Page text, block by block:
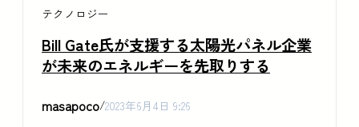
テクノロジー
Bill Gate氏が支援する太陽光パネル企業
が未来のエネルギーを先取りする
masapoco/2023年6月4日 9:26